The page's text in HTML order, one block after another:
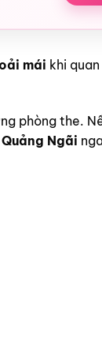
mái khi
phòng the.
Ngãi